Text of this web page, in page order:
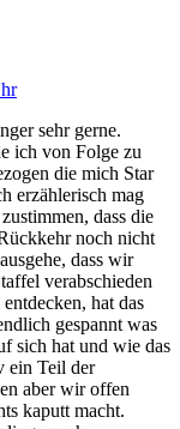
sehr gerne.
ich von Folge zu
die mich Star
erzählerisch mag
dass die
noch nicht
dass wir
verabschieden
hat das
gespannt was
sich hat und wie das
ein Teil der
aber wir offen
kaputt macht.